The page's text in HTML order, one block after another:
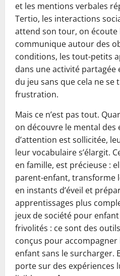
et les mentions verbales
Tertio, les interactions
attend son tour, on écoute
communique autour des
conditions, les tout-petits
dans une activité partagée
du jeu sans que cela ne se
frustration.
Mais ce n’est pas tout.
on découvre le mental des
d’attention est sollicitée,
leur vocabulaire s’élargit.
en famille, est précieuse :
parent-enfant, transforme
en instants d’éveil et
apprentissages plus
jeux de société pour
frivolités : ce sont des
conçus pour
enfant sans le surcharger.
porte sur des expériences